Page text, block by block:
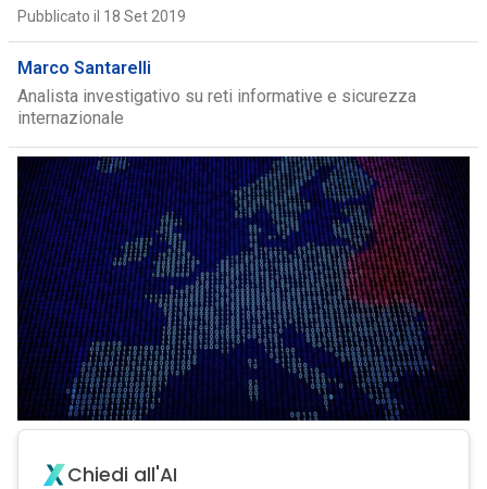
Pubblicato il 18 Set 2019
Marco Santarelli
Analista investigativo su reti informative e sicurezza
internazionale
Chiedi all'AI